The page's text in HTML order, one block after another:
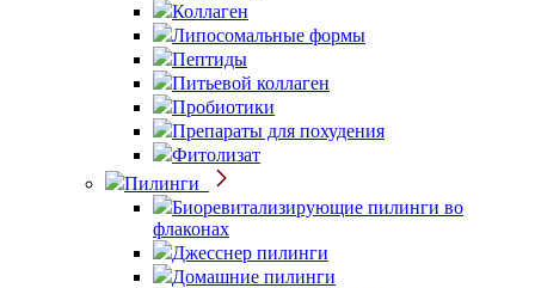
Коллаген
Липосомальные формы
Пептиды
Питьевой коллаген
Пробиотики
Препараты для похудения
Фитолизат
Пилинги
Биоревитализирующие пилинги во
флаконах
Джесснер пилинги
Домашние пилинги